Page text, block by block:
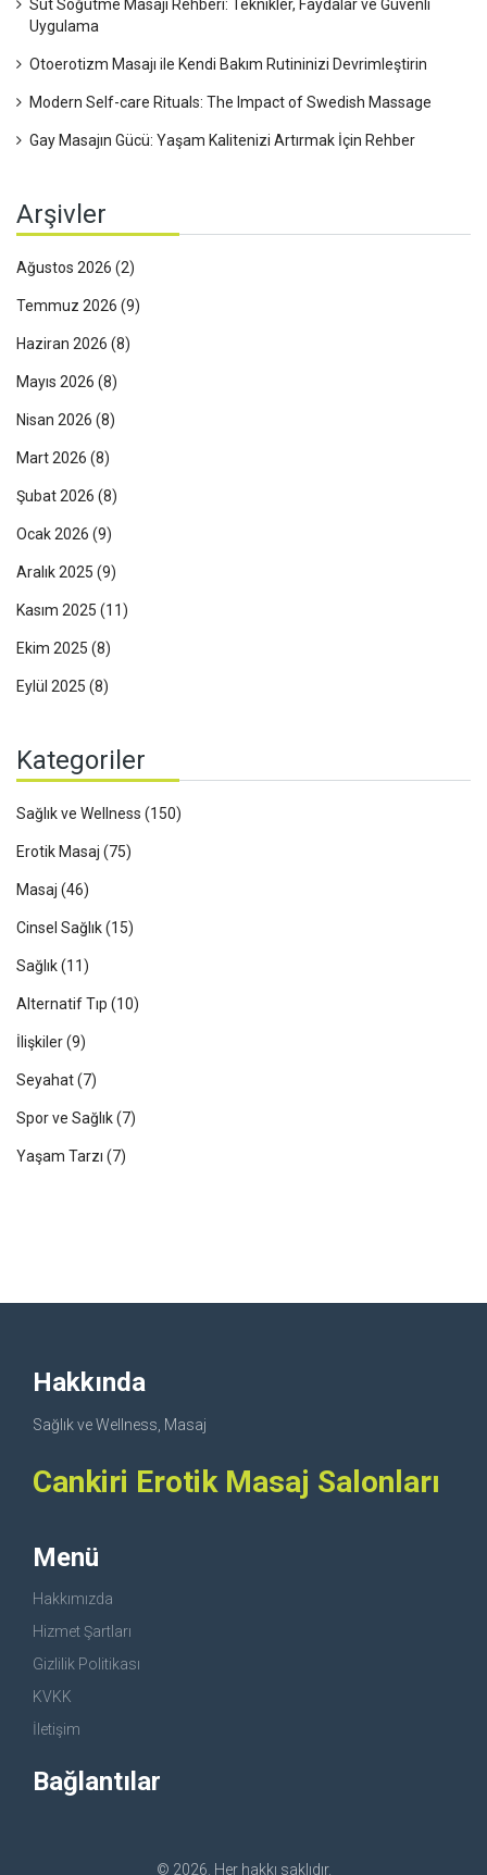
Süt Söğütme Masajı Rehberi: Teknikler, Faydalar ve Güvenli
Uygulama
Otoerotizm Masajı ile Kendi Bakım Rutininizi Devrimleştirin
Modern Self-care Rituals: The Impact of Swedish Massage
Gay Masajın Gücü: Yaşam Kalitenizi Artırmak İçin Rehber
Arşivler
Ağustos 2026 (2)
Temmuz 2026 (9)
Haziran 2026 (8)
Mayıs 2026 (8)
Nisan 2026 (8)
Mart 2026 (8)
Şubat 2026 (8)
Ocak 2026 (9)
Aralık 2025 (9)
Kasım 2025 (11)
Ekim 2025 (8)
Eylül 2025 (8)
Kategoriler
Sağlık ve Wellness (150)
Erotik Masaj (75)
Masaj (46)
Cinsel Sağlık(15)
Sağlık(11)
Alternatif Tıp (10)
İlişkiler(9)
Seyahat(7)
Spor ve Sağlık(7)
Yaşam Tarzı (7)
Hakkında
Sağlık ve Wellness, Masaj
Cankiri Erotik Masaj Salonları
Menü
Hakkımızda
Hizmet Şartları
Gizlilik Politikası
KVKK
İletişim
Bağlantılar
© 2026. Her hakkı saklıdır.